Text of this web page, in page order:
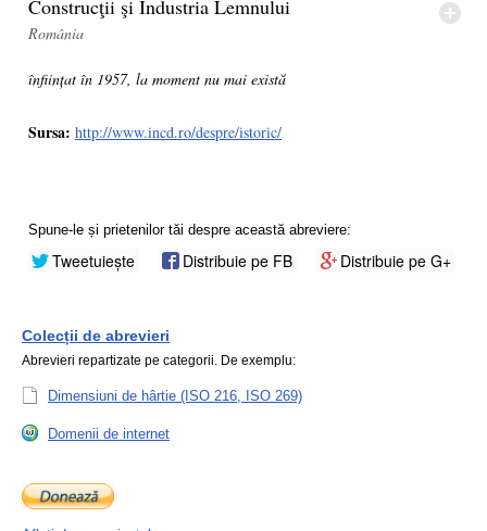
Construcţii şi Industria Lemnului
România
înființat în 1957, la moment nu mai există
Sursa: http://www.incd.ro/despre/istoric/
Spune-le și prietenilor tăi despre această abreviere:
Tweetuiește Distribuie pe FB Distribuie pe G+
Colecții de abrevieri
Abrevieri repartizate pe categorii. De exemplu:
Dimensiuni de hârtie (ISO 216, ISO 269)
Domenii de internet